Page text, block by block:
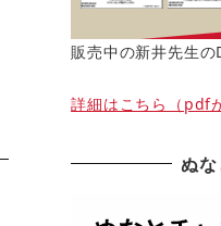
販売中の新井先生の
詳細はこちら（pdf
ぬ